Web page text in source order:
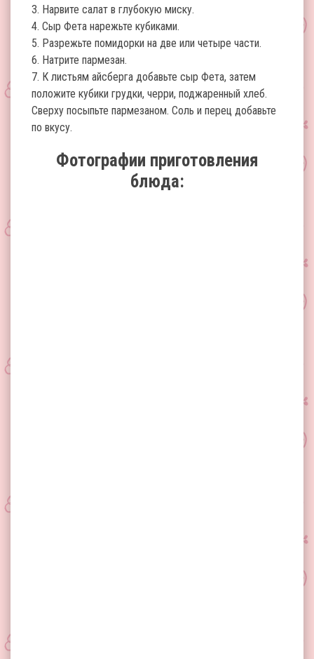
3. Нарвите салат в глубокую миску.
4. Сыр Фета нарежьте кубиками.
5. Разрежьте помидорки на две или четыре части.
6. Натрите пармезан.
7. К листьям айсберга добавьте сыр Фета, затем
положите кубики грудки, черри, поджаренный хлеб.
Сверху посыпьте пармезаном. Соль и перец добавьте
по вкусу.
Фотографии приготовления
блюда: